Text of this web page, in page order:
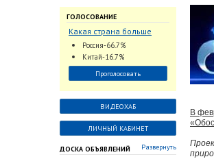
ГОЛОСОВАНИЕ
Какая страна больше
всего поставляет
трубопроводную
арматуру в химическую
отрасль?
Россия-66.7%
Китай-16.7%
Проголосовать
ВИДЕОХАБ
ЛИЧНЫЙ КАБИНЕТ
ДОСКА ОБЪЯВЛЕНИЙ Развернуть
В